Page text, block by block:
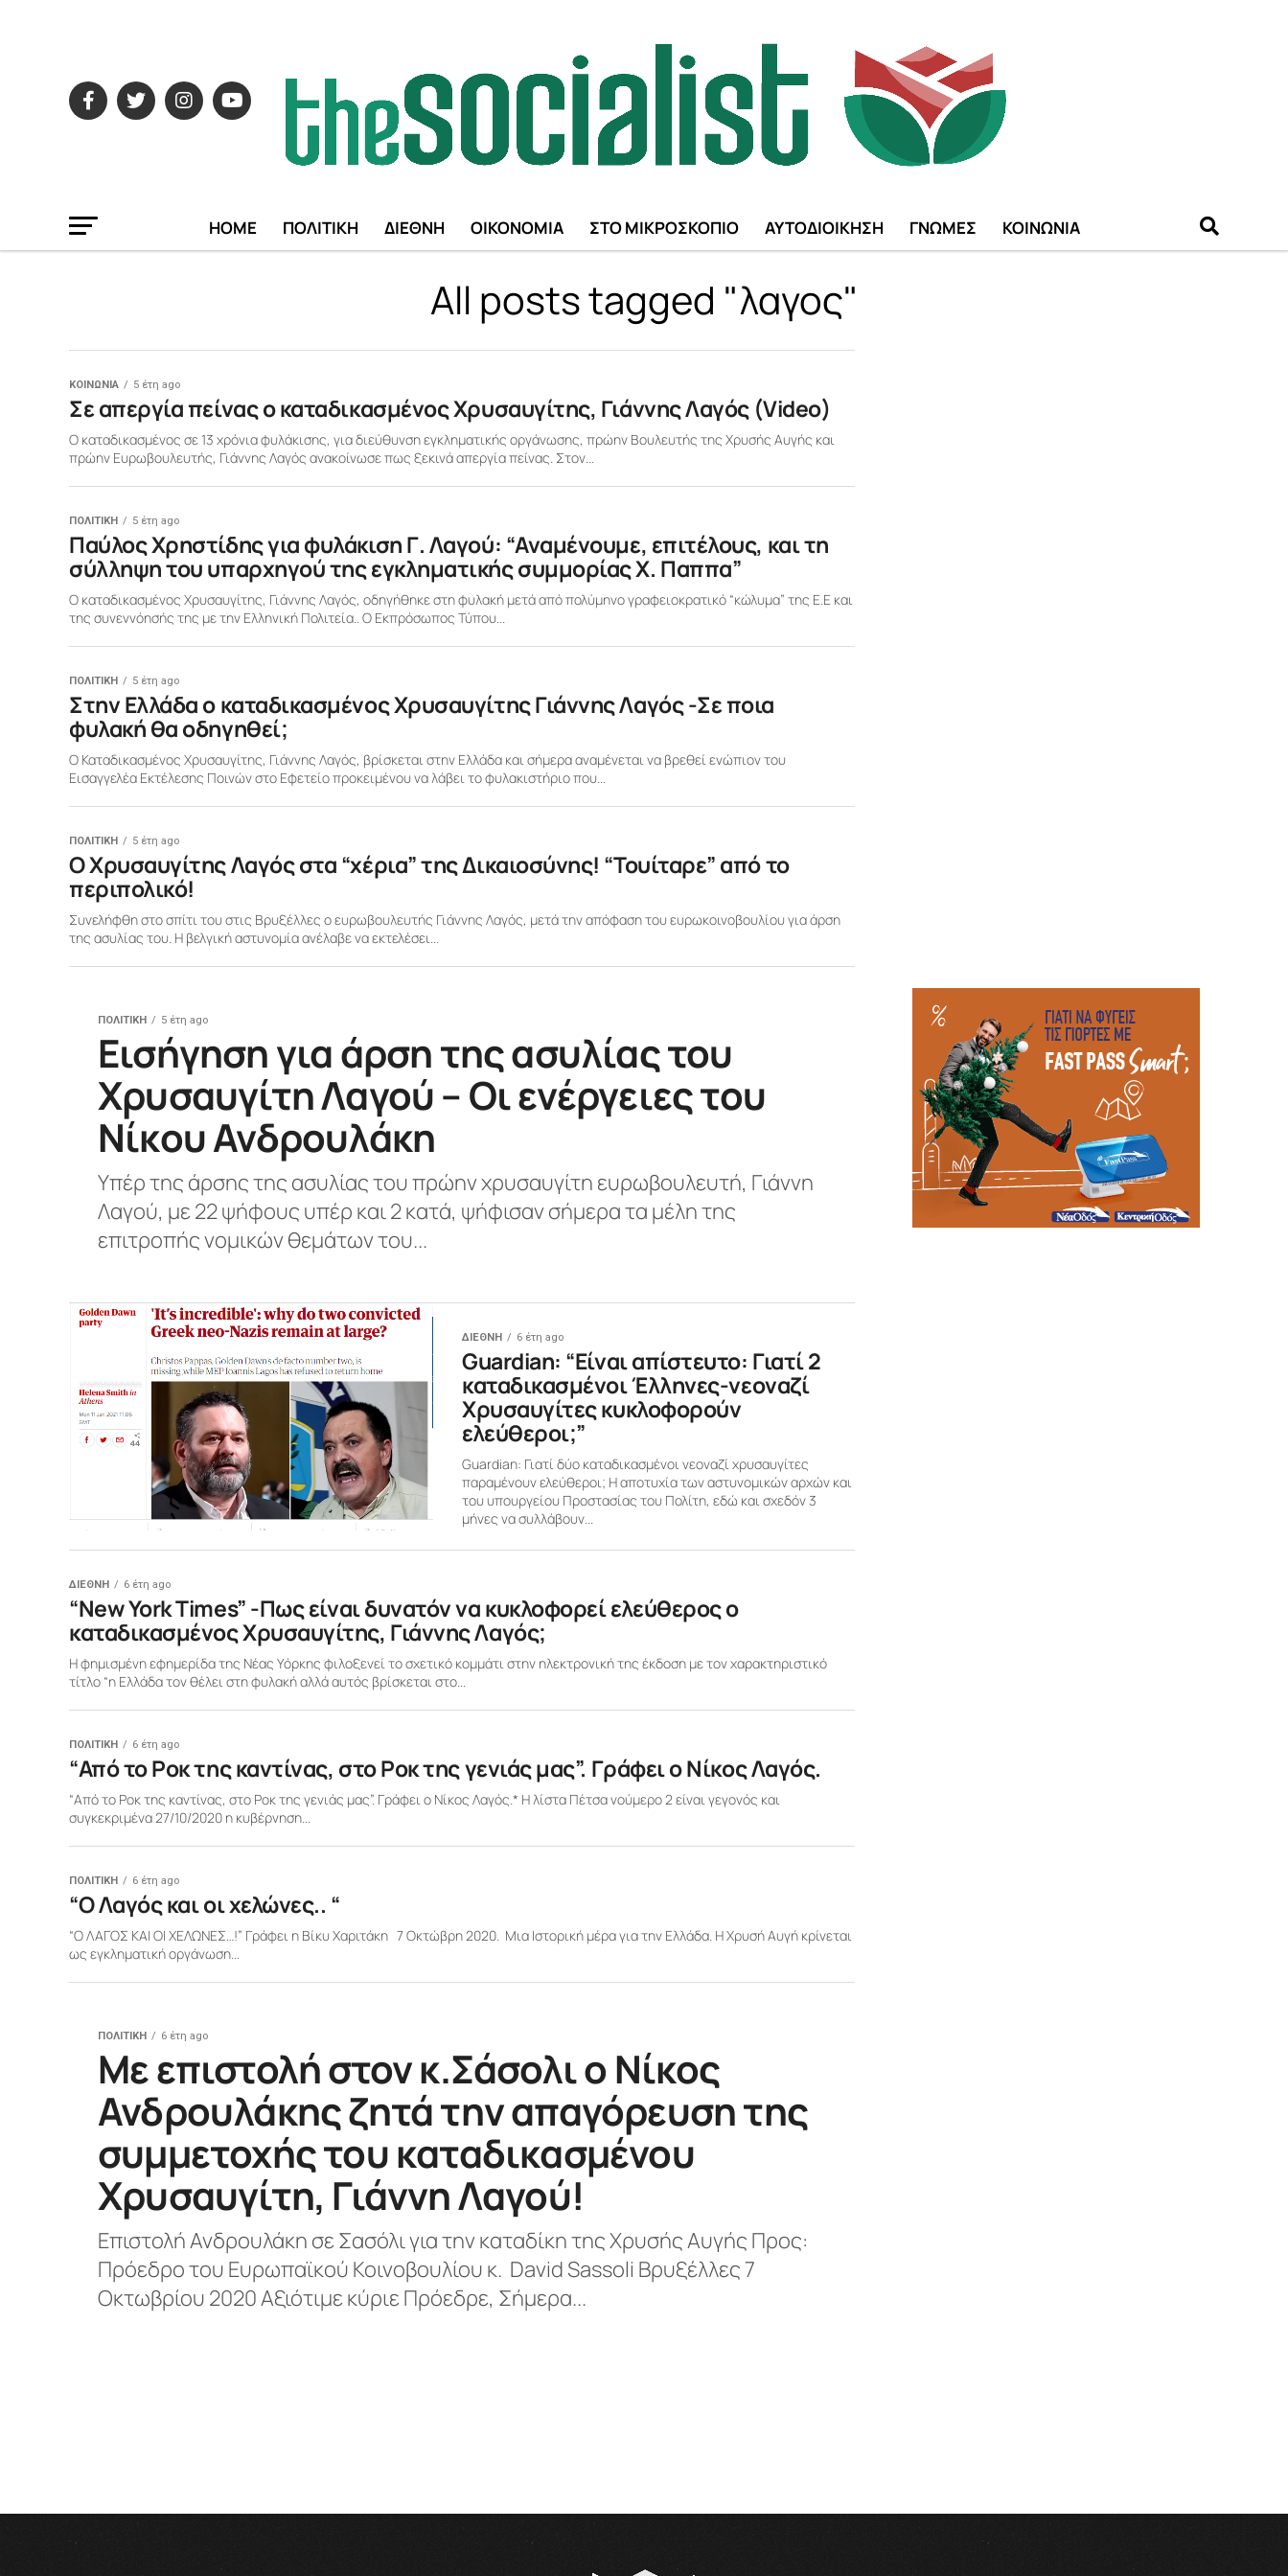
HOME ΠΟΛΙΤΙΚΗ ΔΙΕΘΝΗ ΟΙΚΟΝΟΜΙΑ ΣΤΟ ΜΙΚΡΟΣΚΟΠΙΟ ΑΥΤΟΔΙΟΙΚΗΣΗ ΓΝΩΜΕΣ ΚΟΙΝΩΝΙΑ
All posts tagged "λαγος"
ΚΟΙΝΩΝΙΑ 5 έτη ago
Σε απεργία πείνας ο καταδικασμένος Χρυσαυγίτης, Γιάννης Λαγός (Video)
O καταδικασμένος σε 13 χρόνια φυλάκισης, για διεύθυνση εγκληματικής οργάνωσης, πρώην Βουλευτής της Χρυσής Αυγής και
πρώην Ευρωβουλευτής, Γιάννης Λαγός ανακοίνωσε πως ξεκινά απεργία πείνας. Στον...
ΠΟΛΙΤΙΚΗ 5 έτη ago
Παύλος Χρηστίδης για φυλάκιση Γ. Λαγού: “Αναμένουμε, επιτέλους, και τη
σύλληψη του υπαρχηγού της εγκληματικής συμμορίας Χ. Παππα”
Ο καταδικασμένος Χρυσαυγίτης, Γιάννης Λαγός, οδηγήθηκε στη φυλακή μετά από πολύμηνο γραφειοκρατικό “κώλυμα” της Ε.Ε και
της συνεννόησής της με την Ελληνική Πολιτεία.. Ο Εκπρόσωπος Τύπου...
ΠΟΛΙΤΙΚΗ 5 έτη ago
Στην Ελλάδα ο καταδικασμένος Χρυσαυγίτης Γιάννης Λαγός -Σε ποια
φυλακή θα οδηγηθεί;
Ο Καταδικασμένος Χρυσαυγίτης, Γιάννης Λαγός, βρίσκεται στην Ελλάδα και σήμερα αναμένεται να βρεθεί ενώπιον του
Εισαγγελέα Εκτέλεσης Ποινών στο Εφετείο προκειμένου να λάβει το φυλακιστήριο που...
ΠΟΛΙΤΙΚΗ 5 έτη ago
O Xρυσαυγίτης Λαγός στα “χέρια” της Δικαιοσύνης! “Toυίταρε” από το
περιπολικό!
Συνελήφθη στο σπίτι του στις Βρυξέλλες ο ευρωβουλευτής Γιάννης Λαγός, μετά την απόφαση του ευρωκοινοβουλίου για άρση
της ασυλίας του. Η βελγική αστυνομία ανέλαβε να εκτελέσει...
ΠΟΛΙΤΙΚΗ 5 έτη ago
Εισήγηση για άρση της ασυλίας του
Χρυσαυγίτη Λαγού – Οι ενέργειες του
Νίκου Ανδρουλάκη
Υπέρ της άρσης της ασυλίας του πρώην χρυσαυγίτη ευρωβουλευτή, Γιάννη
Λαγού, με 22 ψήφους υπέρ και 2 κατά, ψήφισαν σήμερα τα μέλη της
επιτροπής νομικών θεμάτων του...
ΔΙΕΘΝΗ 6 έτη ago
Guardian: “Είναι απίστευτο: Γιατί 2
καταδικασμένοι Έλληνες-νεοναζί
Χρυσαυγίτες κυκλοφορούν
ελεύθεροι;”
Guardian: Γιατί δύο καταδικασμένοι νεοναζί χρυσαυγίτες
παραμένουν ελεύθεροι; H αποτυχία των αστυνομικών αρχών και
του υπουργείου Προστασίας του Πολίτη, εδώ και σχεδόν 3
μήνες να συλλάβουν...
ΔΙΕΘΝΗ 6 έτη ago
“New York Times” -Πως είναι δυνατόν να κυκλοφορεί ελεύθερος ο
καταδικασμένος Χρυσαυγίτης, Γιάννης Λαγός;
Η φημισμένη εφημερίδα της Νέας Υόρκης φιλοξενεί το σχετικό κομμάτι στην ηλεκτρονική της έκδοση με τον χαρακτηριστικό
τίτλο “η Ελλάδα τον θέλει στη φυλακή αλλά αυτός βρίσκεται στο...
ΠΟΛΙΤΙΚΗ 6 έτη ago
“Από το Ροκ της καντίνας, στο Ροκ της γενιάς μας”. Γράφει ο Νίκος Λαγός.
“Από το Ροκ της καντίνας, στο Ροκ της γενιάς μας”. Γράφει ο Νίκος Λαγός.* Η λίστα Πέτσα νούμερο 2 είναι γεγονός και
συγκεκριμένα 27/10/2020 η κυβέρνηση...
ΠΟΛΙΤΙΚΗ 6 έτη ago
“Ο Λαγός και οι χελώνες.. “
“Ο ΛΑΓΟΣ ΚΑΙ ΟΙ ΧΕΛΩΝΕΣ…!” Γράφει η Βίκυ Χαριτάκη 7 Οκτώβρη 2020. Μια Ιστορική μέρα για την Ελλάδα. Η Χρυσή Αυγή κρίνεται
ως εγκληματική οργάνωση...
ΠΟΛΙΤΙΚΗ 6 έτη ago
Με επιστολή στον κ.Σάσολι ο Νίκος
Ανδρουλάκης ζητά την απαγόρευση της
συμμετοχής του καταδικασμένου
Χρυσαυγίτη, Γιάννη Λαγού!
Επιστολή Ανδρουλάκη σε Σασόλι για την καταδίκη της Χρυσής Αυγής Προς:
Πρόεδρο του Ευρωπαϊκού Κοινοβουλίου κ. David Sassoli Βρυξέλλες 7
Οκτωβρίου 2020 Αξιότιμε κύριε Πρόεδρε, Σήμερα...